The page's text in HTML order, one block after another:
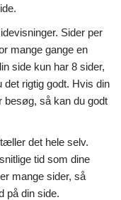
Sider per
mange gange en
side kun har 8 sider,
det rigtig godt. Hvis din
besøg, så kan du godt
det hele selv.
tid som dine
mange sider, så
på din side.